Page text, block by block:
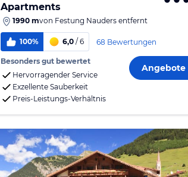
Apartments
1990 mvon Festung Nauders entfernt
100% 6,0 / 6 68 Bewertungen
Besonders gut bewertet
Hervorragender Service
Exzellente Sauberkeit
Preis-Leistungs-Verhältnis
Angebote